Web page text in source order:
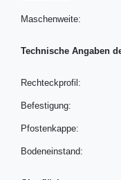
Maschenweite:
Technische Angaben
Rechteckprofil:
Befestigung:
Pfostenkappe:
Bodeneinstand: